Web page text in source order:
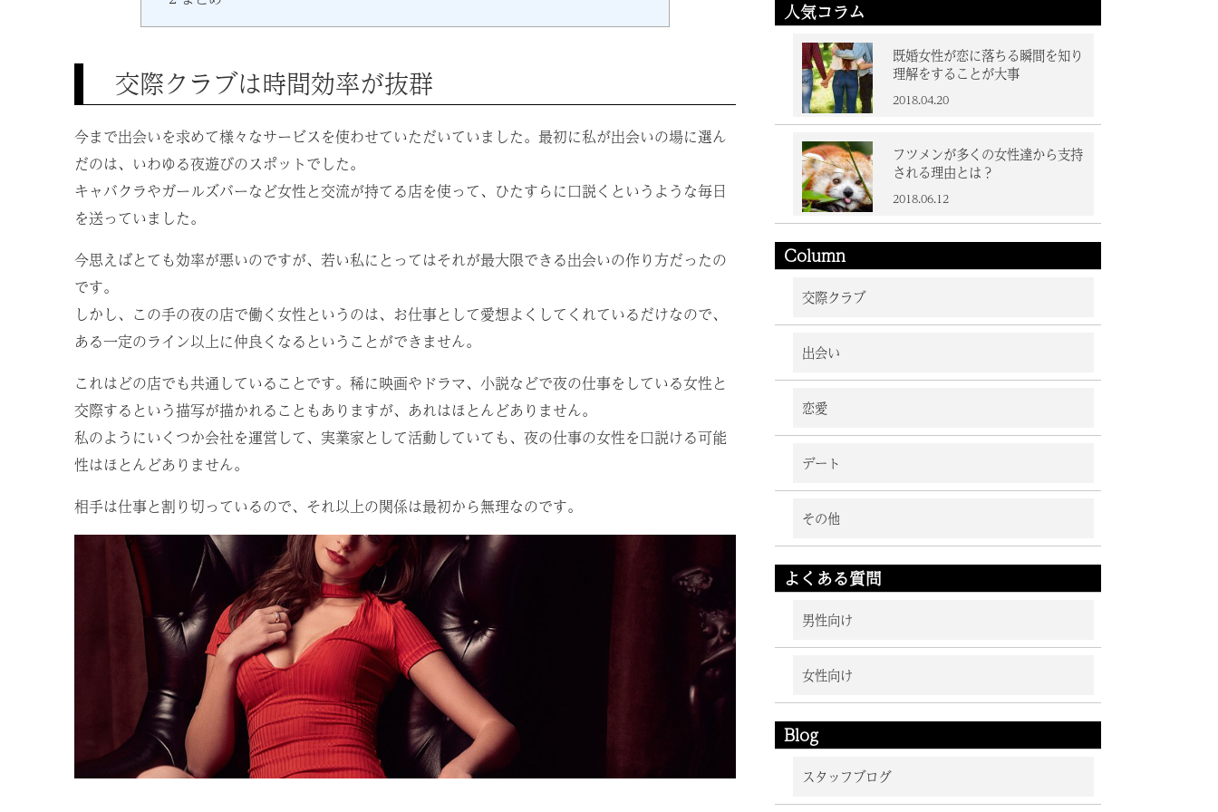
交際クラブは時間効率が抜群
今まで出会いを求めて様々なサービスを使わせていただいていました。最初に私が出会いの場に選ん
だのは、いわゆる夜遊びのスポットでした。
キャバクラやガールズバーなど女性と交流が持てる店を使って、ひたすらに口説くというような毎日
を送っていました。
今思えばとても効率が悪いのですが、若い私にとってはそれが最大限できる出会いの作り方だったの
です。
しかし、この手の夜の店で働く女性というのは、お仕事として愛想よくしてくれているだけなので、
ある一定のライン以上に仲良くなるということができません。
これはどの店でも共通していることです。稀に映画やドラマ、小説などで夜の仕事をしている女性と
交際するという描写が描かれることもありますが、あれはほとんどありません。
私のようにいくつか会社を運営して、実業家として活動していても、夜の仕事の女性を口説ける可能
性はほとんどありません。
相手は仕事と割り切っているので、それ以上の関係は最初から無理なのです。
人気コラム
既婚女性が恋に落ちる瞬間を知り
理解をすることが大事
2018.04.20
フツメンが多くの女性達から支持
される理由とは？
2018.06.12
Column
交際クラブ
出会い
恋愛
デート
その他
よくある質問
男性向け
女性向け
Blog
スタッフブログ